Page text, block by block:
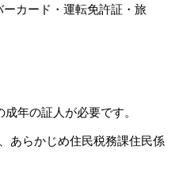
カード・運転免許証・旅
年の証人が必要です。
あらかじめ住民税務課住民係